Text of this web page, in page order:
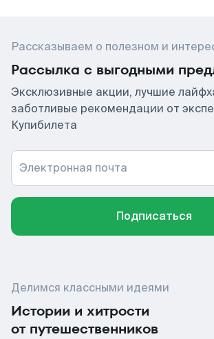
Рассказываем о полезном и
Рассылка с выгодными
Эксклюзивные акции, лучшие
заботливые рекомендации от
Купибилета
Электронная почта
Подписаться
Делимся классными идеями
Истории и хитрости
от путешественников